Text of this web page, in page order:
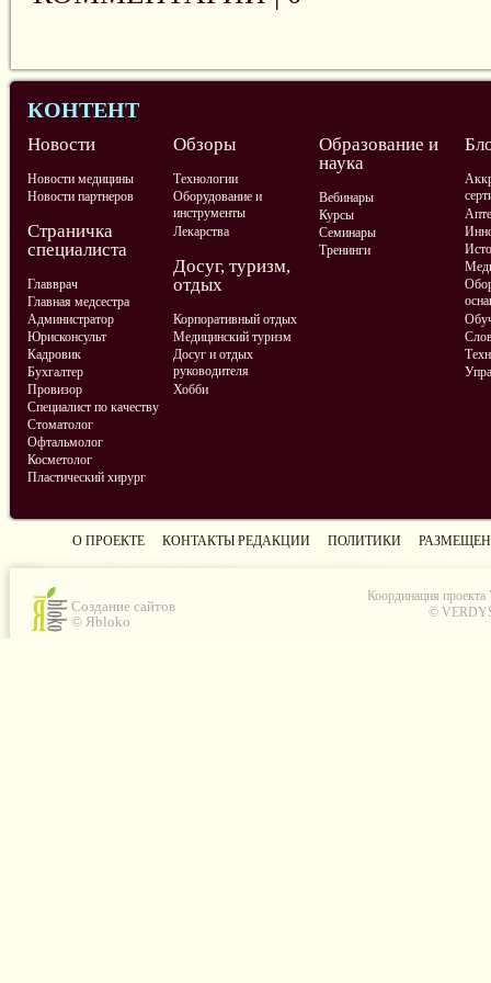
КОНТЕНТ
Новости
Новости медицины
Новости партнеров
Обзоры
Технологии
Оборудование и
инструменты
Лекарства
Образование и
наука
Вебинары
Курсы
Семинары
Тренинги
Страничка
специалиста
Главврач
Главная медсестра
Администратор
Юрисконсульт
Кадровик
Бухгалтер
Провизор
Специалист по качеству
Стоматолог
Офтальмолог
Косметолог
Пластический хирург
Досуг, туризм,
отдых
Корпоративный отдых
Медицинский туризм
Досуг и отдых
руководителя
Хобби
О ПРОЕКТЕ КОНТАКТЫ РЕДАКЦИИ ПОЛИТИКИ
Создание сайтов
© Яbloko
Координация проекта
©